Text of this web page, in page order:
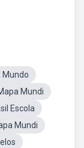
Mundo
Mundi
Escola
Mundi